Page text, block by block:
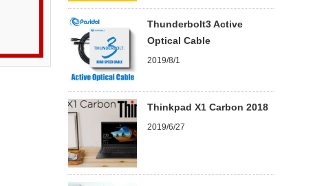
Thunderbolt3 Active
Optical Cable
2019/8/1
Thinkpad X1 Carbon 2018
2019/6/27